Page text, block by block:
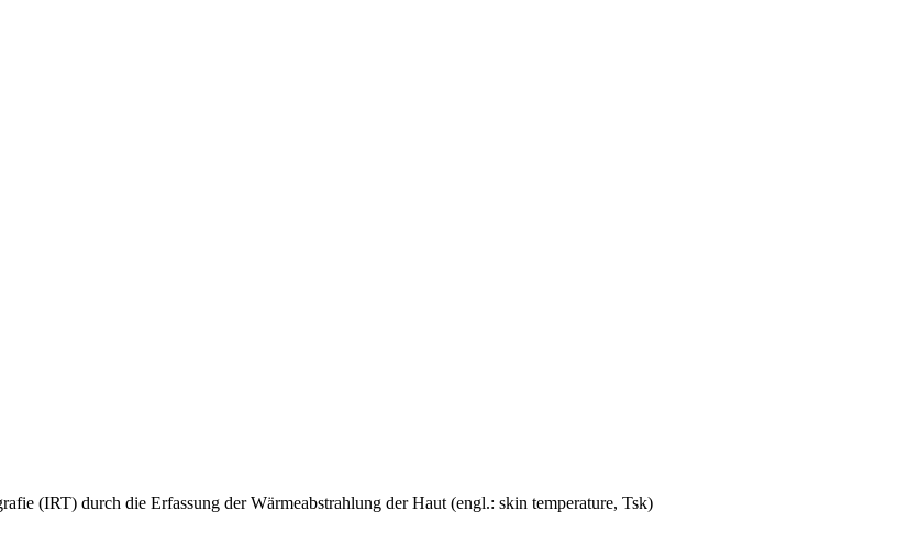
(IRT) durch die Erfassung der Wärmeabstrahlung der Haut (engl.: skin temperature, Tsk)